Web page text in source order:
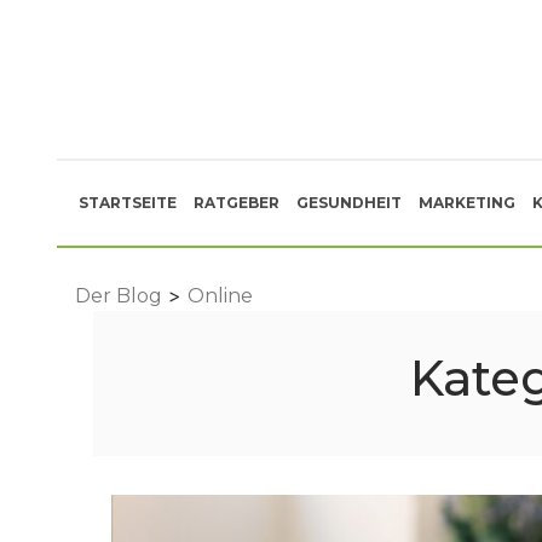
STARTSEITE RATGEBER GESUNDHEIT MARKETING
Der Blog > Online